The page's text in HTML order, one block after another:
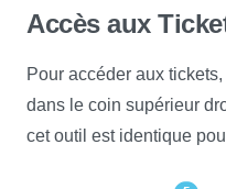
Accès aux
Pour accéder aux
dans le coin supérieur
cet outil est identique